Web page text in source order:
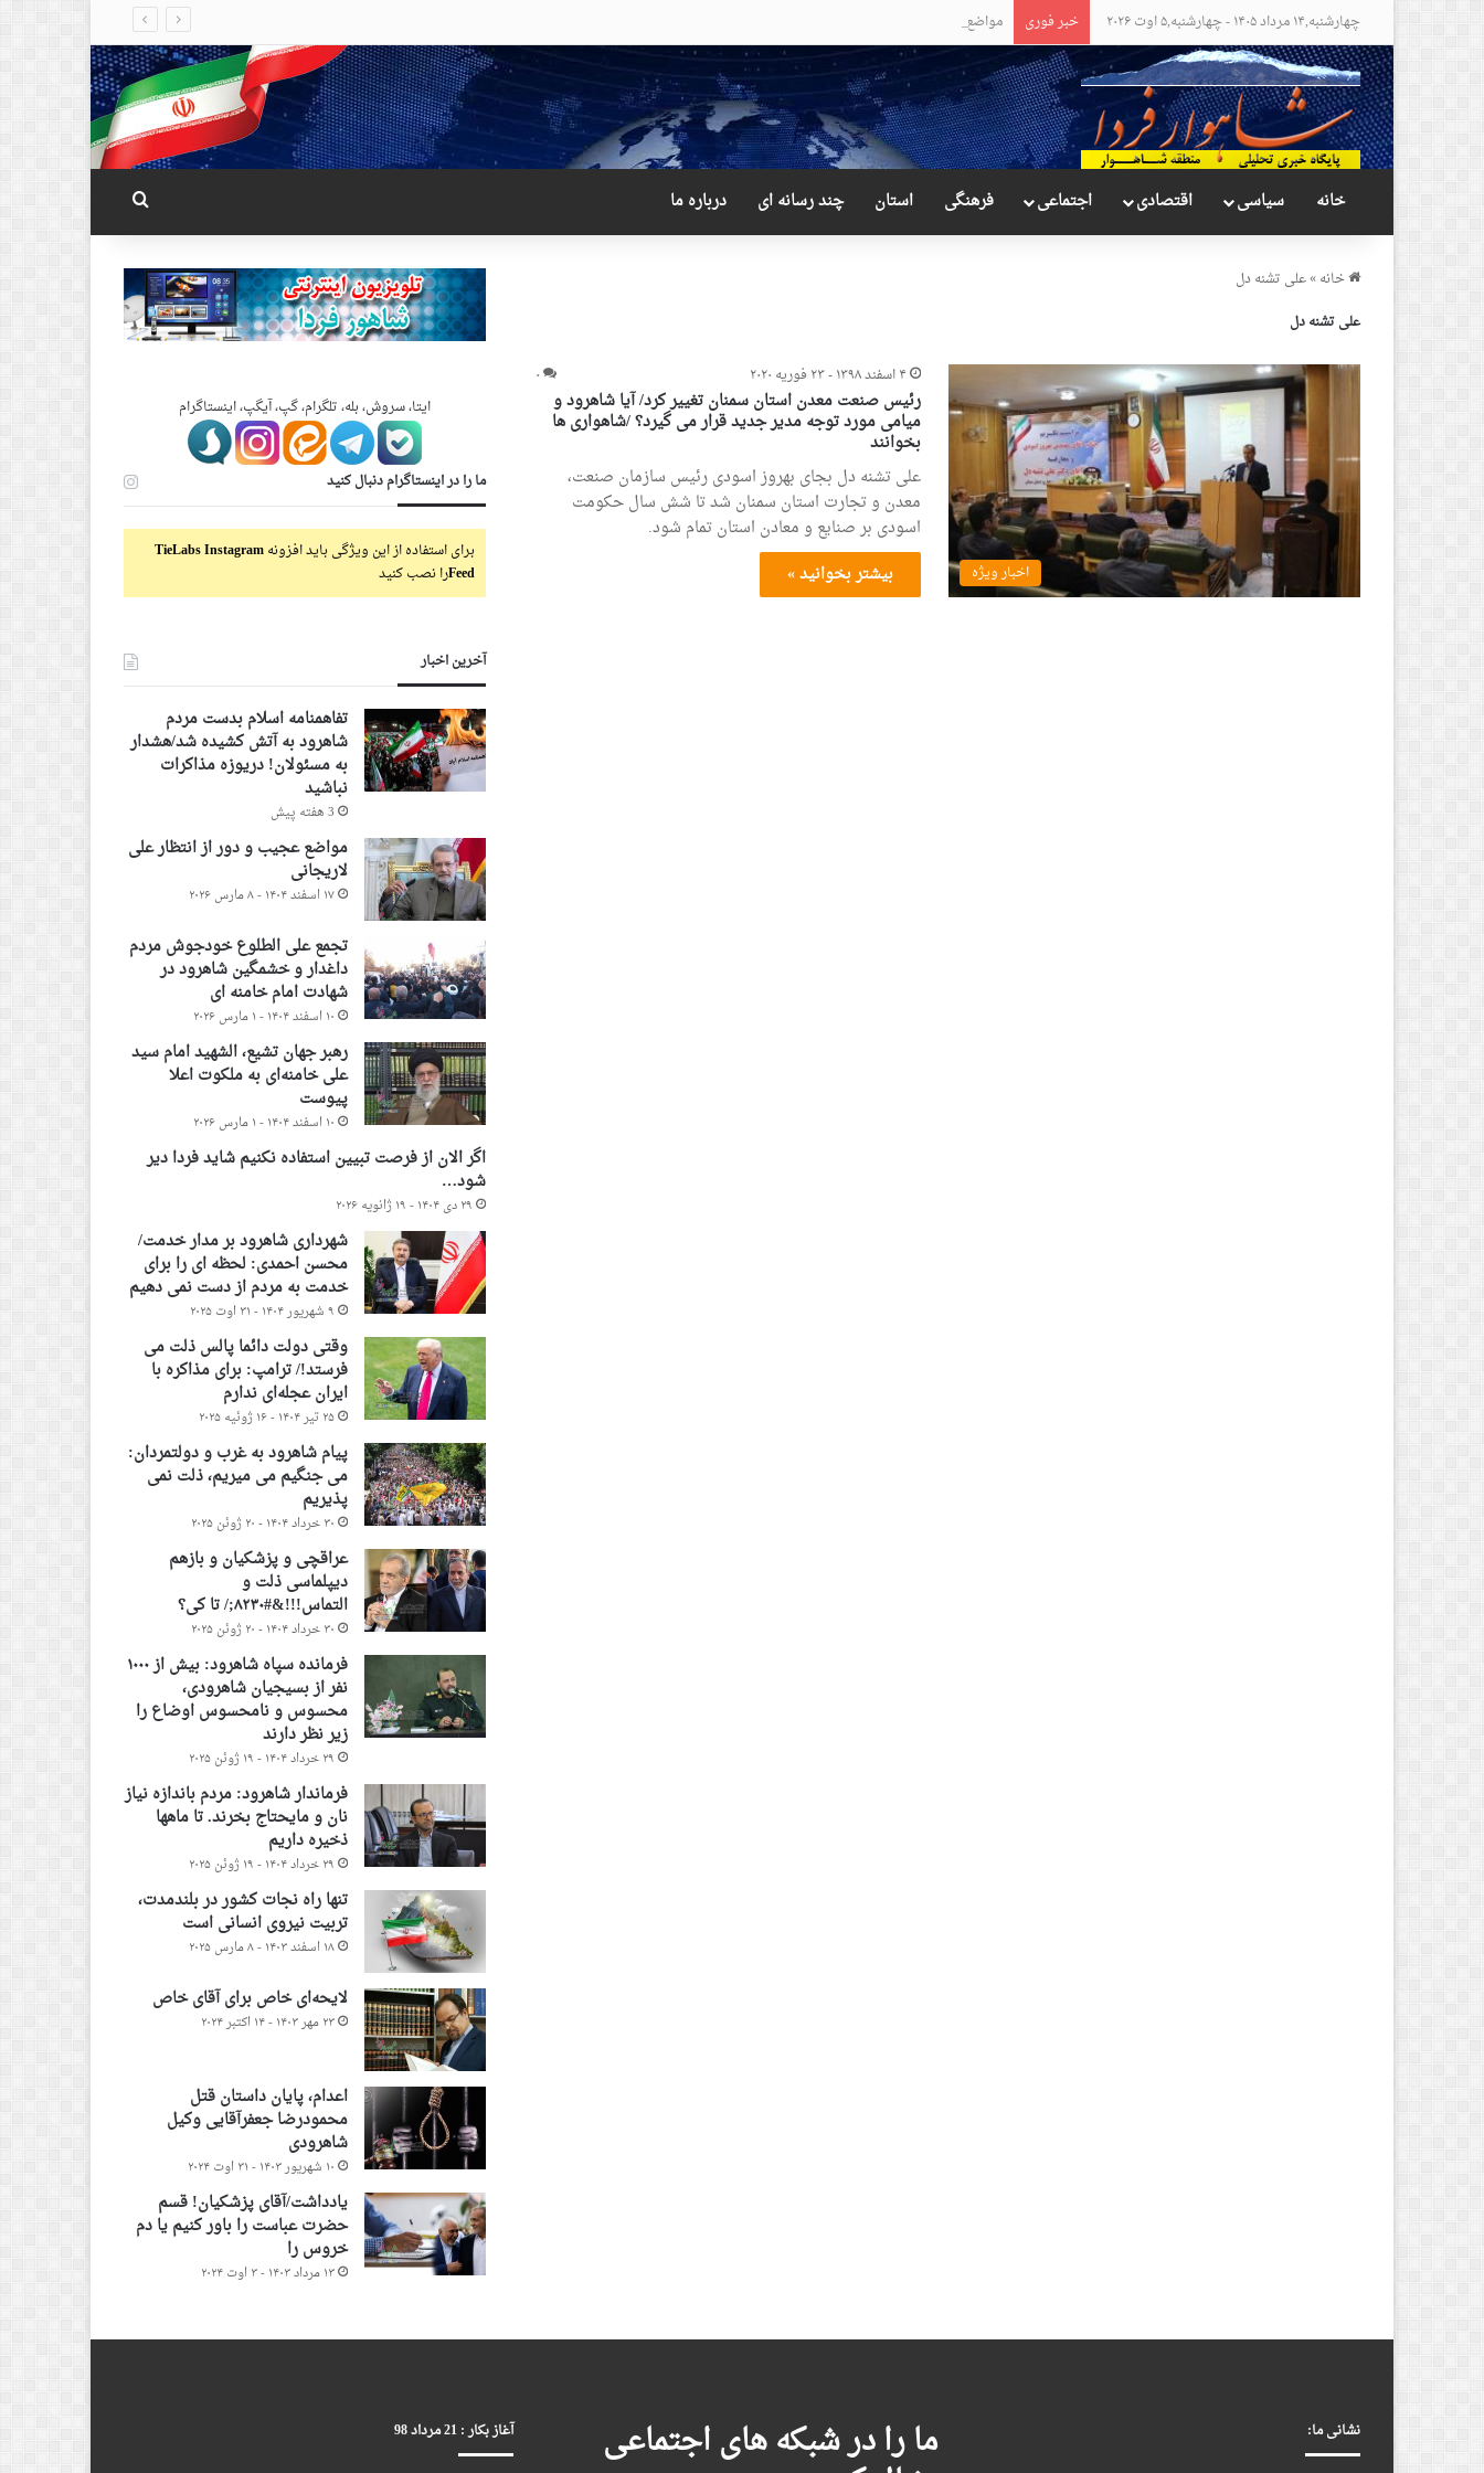
چهارشنبه,۱۴ مرداد ۱۴۰۵ - چهارشنبه,۵ اوت ۲۰۲۶ خبر فوری مواضع عجیب و دور از انتظار علی لاریجانی
خانه سیاسی اقتصادی اجتماعی فرهنگی استان چند رسانه ای درباره ما
خانه»علی تشنه دل
علی تشنه دل
اخبار ویژه
۴ اسفند ۱۳۹۸ - ۲۳ فوریه ۲۰۲۰ ۰
رئیس صنعت معدن استان سمنان تغییر کرد/ آیا شاهرود و
میامی مورد توجه مدیر جدید قرار می گیرد؟ /شاهواری ها
بخوانند
علی تشنه دل بجای بهروز اسودی رئیس سازمان صنعت،
معدن و تجارت استان سمنان شد تا شش سال حکومت
اسودی بر صنایع و معادن استان تمام شود.
بیشتر بخوانید »
ایتا، سروش، بله، تلگرام، گپ، آیگپ، اینستاگرام
ما را در اینستاگرام دنبال کنید
برای استفاده از این ویژگی باید افزونهTieLabs Instagram
Feedرا نصب کنید
آخرین اخبار
تفاهمنامه اسلام بدست مردم
شاهرود به آتش کشیده شد/هشدار
به مسئولان! دریوزه مذاکرات
نباشید
3 هفته پیش
مواضع عجیب و دور از انتظار علی
لاریجانی
۱۷ اسفند ۱۴۰۴ - ۸ مارس ۲۰۲۶
تجمع علی الطلوع خودجوش مردم
داغدار و خشمگین شاهرود در
شهادت امام خامنه ای
۱۰ اسفند ۱۴۰۴ - ۱ مارس ۲۰۲۶
رهبر جهان تشیع، الشهید امام سید
علی خامنه‌ای به ملکوت اعلا
پیوست
۱۰ اسفند ۱۴۰۴ - ۱ مارس ۲۰۲۶
اگر الان از فرصت تبیین استفاده نکنیم شاید فردا دیر
شود…
۲۹ دی ۱۴۰۴ - ۱۹ ژانویه ۲۰۲۶
شهرداری شاهرود بر مدار خدمت/
محسن احمدی: لحظه ای را برای
خدمت به مردم از دست نمی دهیم
۹ شهریور ۱۴۰۴ - ۳۱ اوت ۲۰۲۵
وقتی دولت دائما پالس ذلت می
فرستد!/ ترامپ: برای مذاکره با
ایران عجله‌ای ندارم
۲۵ تیر ۱۴۰۴ - ۱۶ ژوئیه ۲۰۲۵
پیام شاهرود به غرب و دولتمردان:
می جنگیم می میریم، ذلت نمی
پذیریم
۳۰ خرداد ۱۴۰۴ - ۲۰ ژوئن ۲۰۲۵
عراقچی و پزشکیان و بازهم
دیپلماسی ذلت و
التماس!!!&#۸۲۳۰;/ تا کی؟
۳۰ خرداد ۱۴۰۴ - ۲۰ ژوئن ۲۰۲۵
فرمانده سپاه شاهرود: بیش از ۱۰۰۰
نفر از بسیجیان شاهرودی،
محسوس و نامحسوس اوضاع را
زیر نظر دارند
۲۹ خرداد ۱۴۰۴ - ۱۹ ژوئن ۲۰۲۵
فرماندار شاهرود: مردم باندازه نیاز
نان و مایحتاج بخرند. تا ماهها
ذخیره داریم
۲۹ خرداد ۱۴۰۴ - ۱۹ ژوئن ۲۰۲۵
تنها راه نجات کشور در بلندمدت،
تربیت نیروی انسانی است
۱۸ اسفند ۱۴۰۳ - ۸ مارس ۲۰۲۵
لایحه‌ای خاص برای آقای خاص
۲۳ مهر ۱۴۰۳ - ۱۴ اکتبر ۲۰۲۴
اعدام، پایان داستان قتل
محمودرضا جعفرآقایی وکیل
شاهرودی
۱۰ شهریور ۱۴۰۳ - ۳۱ اوت ۲۰۲۴
یادداشت/آقای پزشکیان! قسم
حضرت عباست را باور کنیم یا دم
خروس را
۱۳ مرداد ۱۴۰۳ - ۳ اوت ۲۰۲۴
نشانی ما: ما را در شبکه های اجتماعی آغاز بکار : 21 مرداد 98